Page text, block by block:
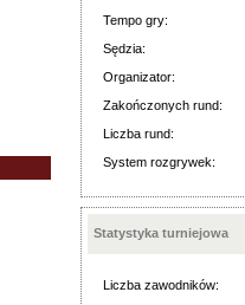
Tempo gry:
Sędzia:
Organizator:
Zakończonych rund:
Liczba rund:
System rozgrywek:
Statystyka turniejowa
Liczba zawodników: